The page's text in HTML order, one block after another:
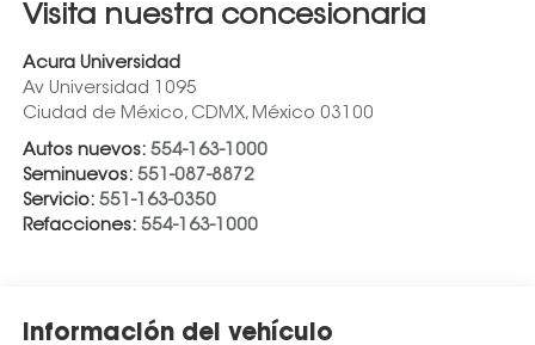
Visita nuestra concesionaria
Acura Universidad
Av Universidad 1095
Ciudad de México, CDMX, México 03100
Autos nuevos: 554-163-1000
Seminuevos: 551-087-8872
Servicio: 551-163-0350
Refacciones: 554-163-1000
Información del vehículo